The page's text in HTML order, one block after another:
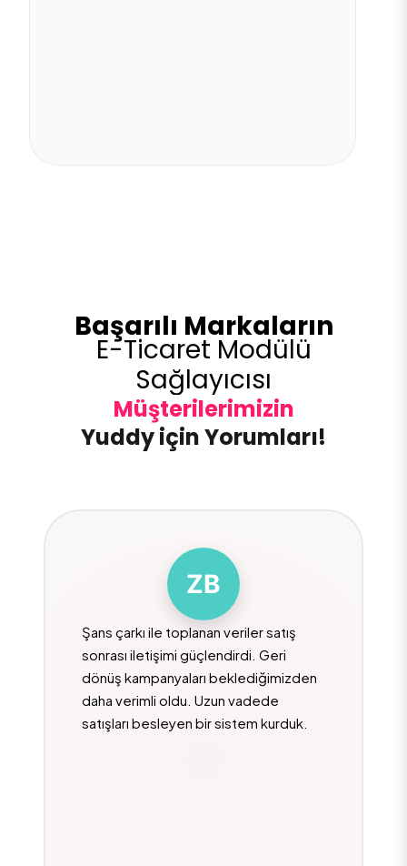
Başarılı Markaların
E-Ticaret Modülü
Sağlayıcısı
Müşterilerimizin
Yuddy için Yorumları!
ZB
Şans çarkı ile toplanan veriler satış
sonrası iletişimi güçlendirdi. Geri
dönüş kampanyaları beklediğimizden
daha verimli oldu. Uzun vadede
satışları besleyen bir sistem kurduk.